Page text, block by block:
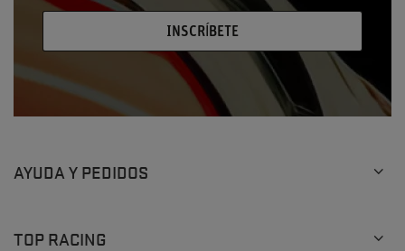
INSCRÍBETE
AYUDA Y PEDIDOS
TOP RACING